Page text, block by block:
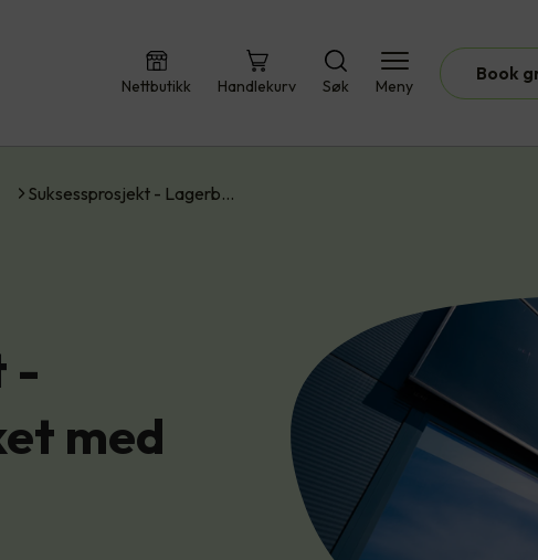
Nettbutikk Handlekurv Søk Meny
Book
Suksessprosjekt - Lagerb…
-
med